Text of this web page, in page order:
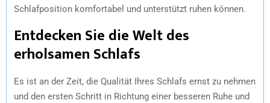
Schlafposition komfortabel und unterstützt ruhen können.
Entdecken Sie die Welt des
erholsamen Schlafs
Es ist an der Zeit, die Qualität Ihres Schlafs ernst zu nehmen
und den ersten Schritt in Richtung einer besseren Ruhe und